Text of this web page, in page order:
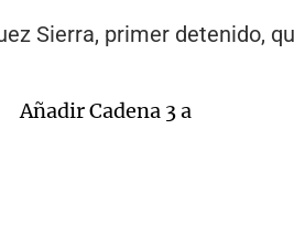
Sierra, primer detenido,
Añadir Cadena 3 a